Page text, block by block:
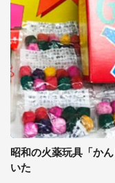
昭和の火薬玩具「か
いた